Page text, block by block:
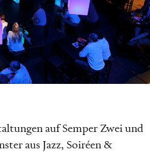
auf Semper Zwei und
aus Jazz, Soiréen &